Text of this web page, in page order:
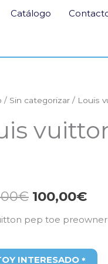
Catálogo
/ Sin categorizar / Louis
€
El
precio
1.300,00€.
100,00€
El
pep toe
INTERESADO